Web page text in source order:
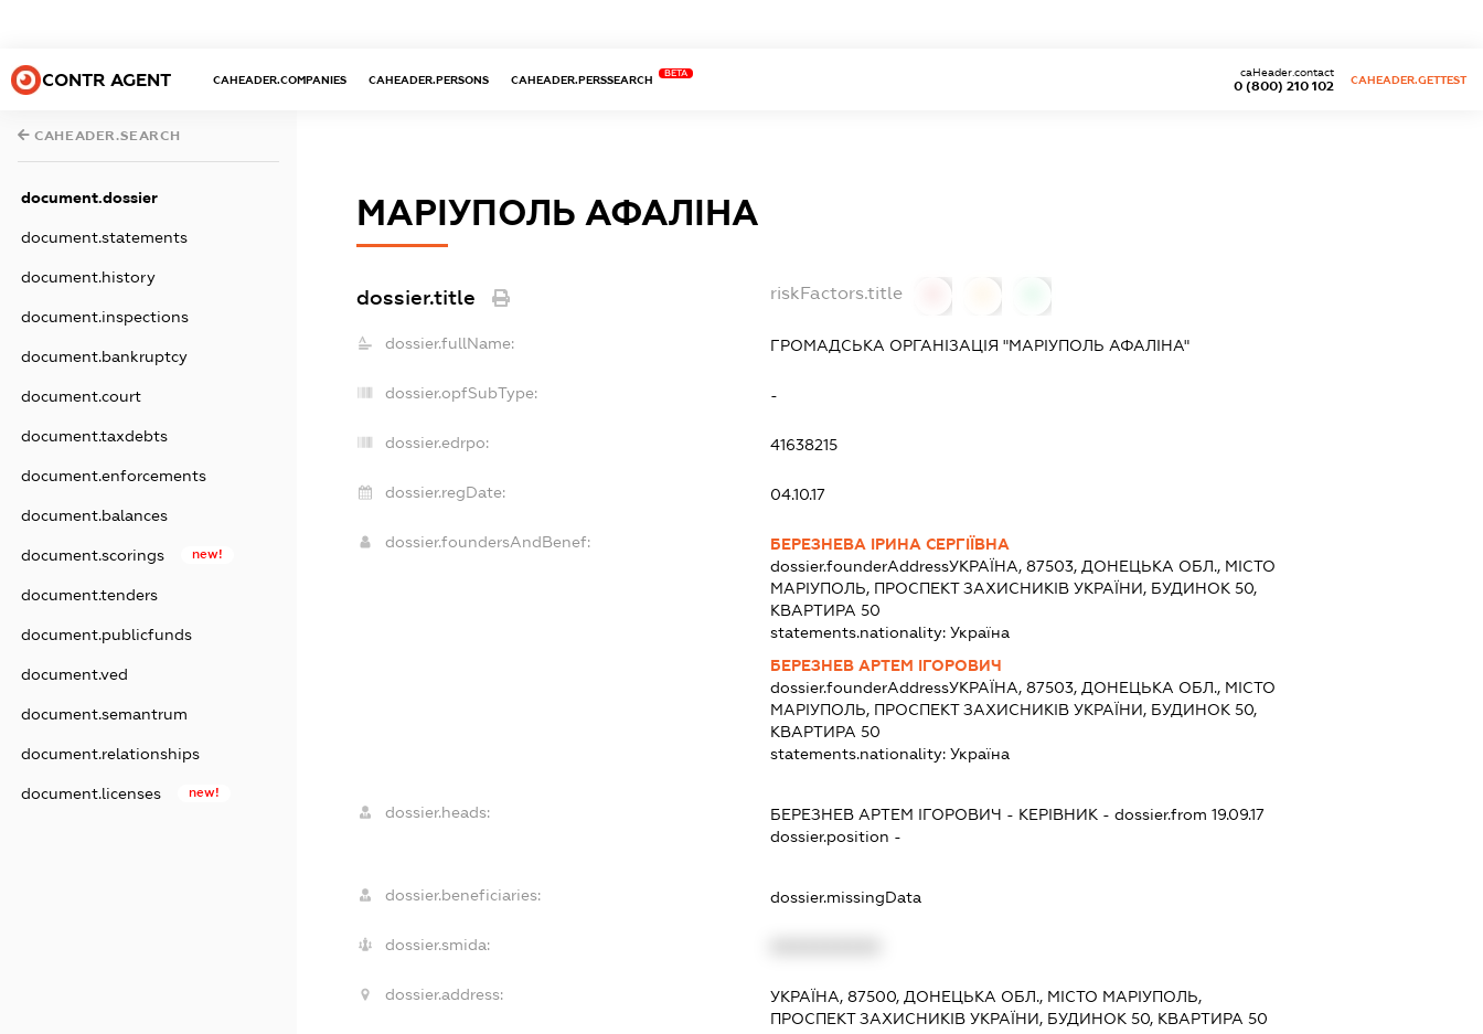
CONTR AGENT CAHEADER.COMPANIES CAHEADER.PERSONS CAHEADER.PERSSEARCH
BETA
0 (800) 210 102
caHeader.contact
CAHEADER.GETTEST
CAHEADER.SEARCH
document.dossier
document.statements
document.history
document.inspections
document.bankruptcy
document.court
document.taxdebts
document.enforcements
document.balances
document.scorings new!
document.tenders
document.publicfunds
document.ved
document.semantrum
document.relationships
document.licenses new!
МАРІУПОЛЬ АФАЛІНА
dossier.title riskFactors.title
dossier.fullName: ГРОМАДСЬКА ОРГАНІЗАЦІЯ "МАРІУПОЛЬ АФАЛІНА"
dossier.opfSubType: -
dossier.edrpo: 41638215
dossier.regDate: 04.10.17
dossier.foundersAndBenef:
БЕРЕЗНЕВА ІРИНА СЕРГІЇВНА
dossier.founderAddressУКРАЇНА, 87503, ДОНЕЦЬКА ОБЛ., МІСТО
МАРІУПОЛЬ, ПРОСПЕКТ ЗАХИСНИКІВ УКРАЇНИ, БУДИНОК 50,
КВАРТИРА 50
statements.nationality: Україна
БЕРЕЗНЕВ АРТЕМ ІГОРОВИЧ
dossier.founderAddressУКРАЇНА, 87503, ДОНЕЦЬКА ОБЛ., МІСТО
МАРІУПОЛЬ, ПРОСПЕКТ ЗАХИСНИКІВ УКРАЇНИ, БУДИНОК 50,
КВАРТИРА 50
statements.nationality: Україна
dossier.heads: БЕРЕЗНЕВ АРТЕМ ІГОРОВИЧ - КЕРІВНИК - dossier.from 19.09.17
dossier.position -
dossier.beneficiaries: dossier.missingData
dossier.smida:
dossier.address:
УКРАЇНА, 87500, ДОНЕЦЬКА ОБЛ., МІСТО МАРІУПОЛЬ,
ПРОСПЕКТ ЗАХИСНИКІВ УКРАЇНИ, БУДИНОК 50, КВАРТИРА 50